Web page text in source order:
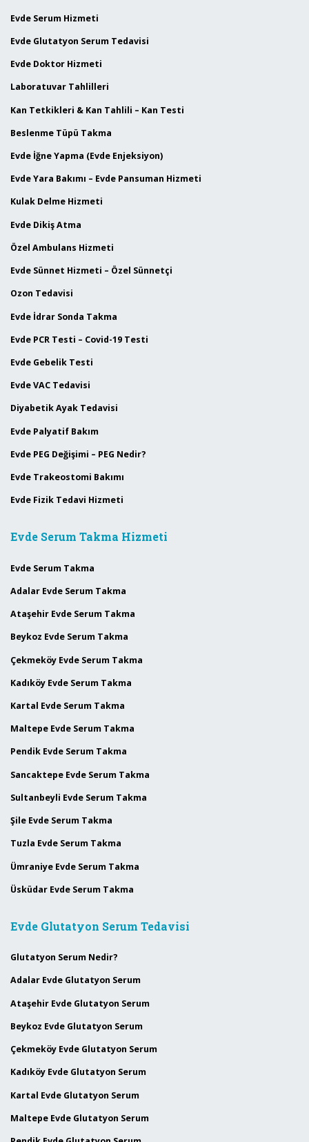
Evde Serum Hizmeti
Evde Glutatyon Serum Tedavisi
Evde Doktor Hizmeti
Laboratuvar Tahlilleri
Kan Tetkikleri & Kan Tahlili – Kan Testi
Beslenme Tüpü Takma
Evde İğne Yapma (Evde Enjeksiyon)
Evde Yara Bakımı – Evde Pansuman Hizmeti
Kulak Delme Hizmeti
Evde Dikiş Atma
Özel Ambulans Hizmeti
Evde Sünnet Hizmeti – Özel Sünnetçi
Ozon Tedavisi
Evde İdrar Sonda Takma
Evde PCR Testi – Covid-19 Testi
Evde Gebelik Testi
Evde VAC Tedavisi
Diyabetik Ayak Tedavisi
Evde Palyatif Bakım
Evde PEG Değişimi – PEG Nedir?
Evde Trakeostomi Bakımı
Evde Fizik Tedavi Hizmeti
Evde Serum Takma Hizmeti
Evde Serum Takma
Adalar Evde Serum Takma
Ataşehir Evde Serum Takma
Beykoz Evde Serum Takma
Çekmeköy Evde Serum Takma
Kadıköy Evde Serum Takma
Kartal Evde Serum Takma
Maltepe Evde Serum Takma
Pendik Evde Serum Takma
Sancaktepe Evde Serum Takma
Sultanbeyli Evde Serum Takma
Şile Evde Serum Takma
Tuzla Evde Serum Takma
Ümraniye Evde Serum Takma
Üsküdar Evde Serum Takma
Evde Glutatyon Serum Tedavisi
Glutatyon Serum Nedir?
Adalar Evde Glutatyon Serum
Ataşehir Evde Glutatyon Serum
Beykoz Evde Glutatyon Serum
Çekmeköy Evde Glutatyon Serum
Kadıköy Evde Glutatyon Serum
Kartal Evde Glutatyon Serum
Maltepe Evde Glutatyon Serum